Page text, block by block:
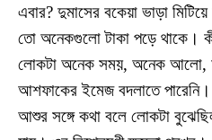
এবার? দুমাসের বকেয়া ভাড়া
তো অনেকগুলো টাকা পড়ে থাকে।
লোকটা অনেক সময়, অনেক আলো,
আশফাকের ইমেজ বদলাতে
আশুর সঙ্গে কথা বলে লোকটা